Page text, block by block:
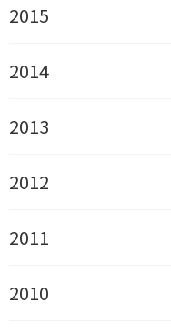
2015
2014
2013
2012
2011
2010